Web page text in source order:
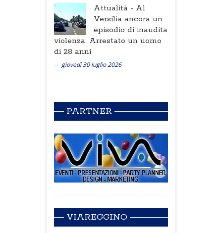
Attualità - Al
Versilia ancora un
episodio di inaudita
violenza. Arrestato un uomo
di 28 anni
giovedì 30 luglio 2026
PARTNER
VIAREGGINO